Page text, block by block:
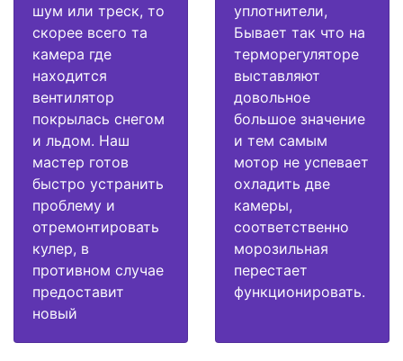
шум или треск, то
скорее всего та
камера где
находится
вентилятор
покрылась снегом
и льдом. Наш
мастер готов
быстро устранить
проблему и
отремонтировать
кулер, в
противном случае
предоставит
новый
уплотнители,
Бывает так что на
терморегуляторе
выставляют
довольное
большое значение
и тем самым
мотор не успевает
охладить две
камеры,
соответственно
морозильная
перестает
функционировать.